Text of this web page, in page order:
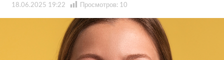
18.06.2025 19:22 Просмотров: 10